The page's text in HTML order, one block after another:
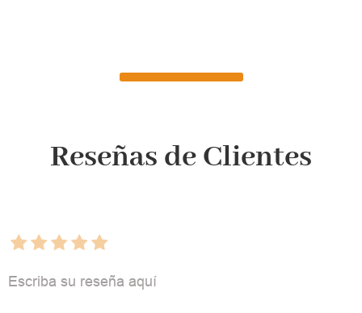
Reseñas de Clientes
Escriba su reseña aquí